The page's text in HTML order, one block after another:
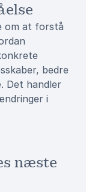
om at forstå
bedre
Det handler
i
næste